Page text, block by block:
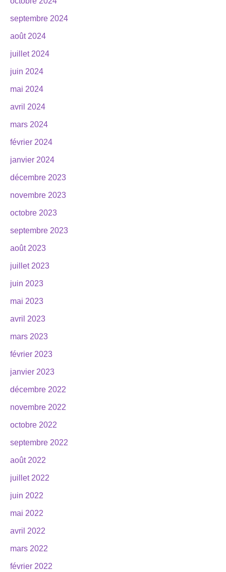
septembre 2024
août 2024
juillet 2024
juin 2024
mai 2024
avril 2024
mars 2024
février 2024
janvier 2024
décembre 2023
novembre 2023
octobre 2023
septembre 2023
août 2023
juillet 2023
juin 2023
mai 2023
avril 2023
mars 2023
février 2023
janvier 2023
décembre 2022
novembre 2022
octobre 2022
septembre 2022
août 2022
juillet 2022
juin 2022
mai 2022
avril 2022
mars 2022
février 2022